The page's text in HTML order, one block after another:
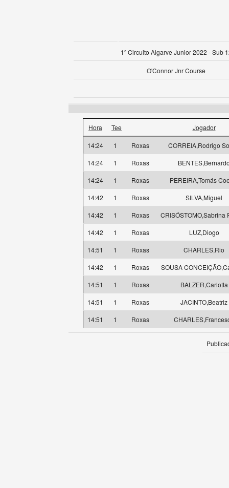
1º Circuito Algarve Junior 2022 - Sub
O'Connor Jnr Course
Hora Tee Jogador
14:24 1 Roxas
CORREIA,Rodrigo
14:24
1 Roxas
14:24
1 Roxas
PEREIRA,Tomás
14:42
1 Roxas
SILVA,Miguel
14:42
1 Roxas
CRISÓSTOMO,Sabrina
14:42
1 Roxas
LUZ,Diogo
14:51
1 Roxas
CHARLES,Rio
14:42
1 Roxas
SOUSA
14:51
1 Roxas
BALZER,Carlotta
14:51
1 Roxas
JACINTO,Beatriz
14:51
1 Roxas